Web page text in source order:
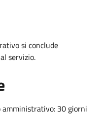
si conclude
servizio.
amministrativo: 30 giorni